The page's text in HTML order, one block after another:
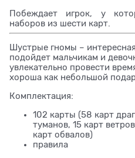
Побеждает игрок, у
наборов из шести карт.
Шустрые гномы –
подойдет мальчикам и
увлекательно провести
хороша как небольшой
Комплектация:
102 карты (58 карт
туманов, 15 карт
карт обвалов)
правила